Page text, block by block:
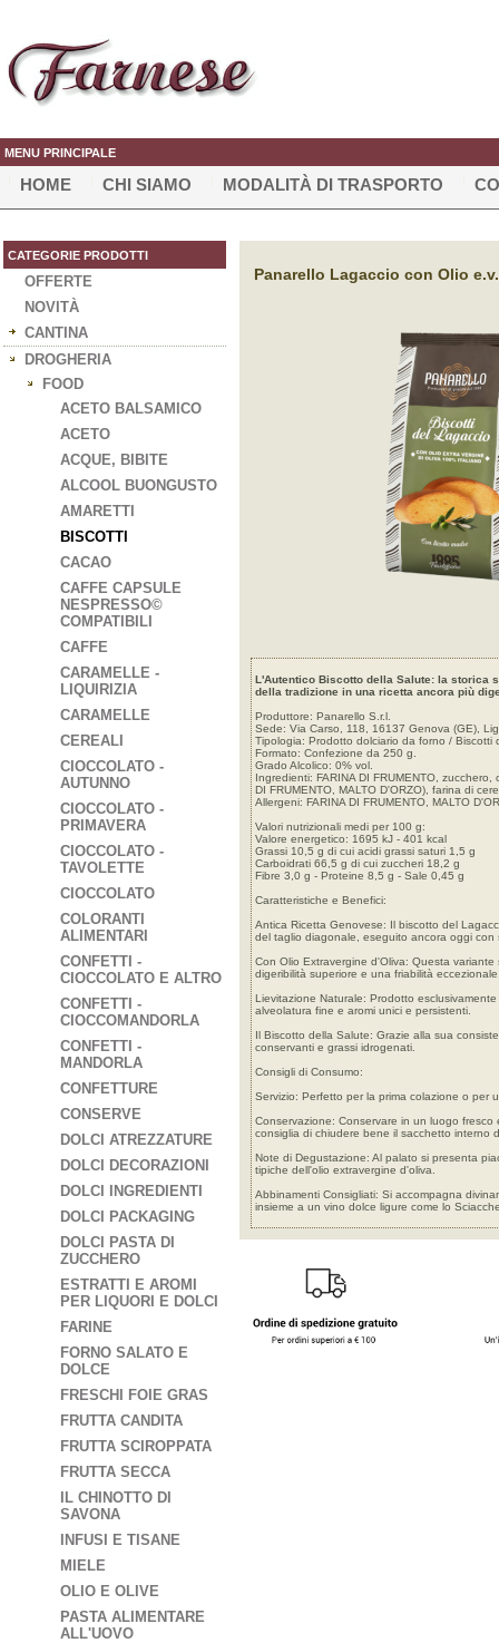
MENU PRINCIPALE
HOME CHI SIAMO MODALITÀ DI TRASPORTO
CATEGORIE PRODOTTI
OFFERTE
NOVITÀ
CANTINA
DROGHERIA
FOOD
ACETO BALSAMICO
ACETO
ACQUE, BIBITE
ALCOOL BUONGUSTO
AMARETTI
BISCOTTI
CACAO
CAFFE CAPSULE
NESPRESSO©
COMPATIBILI
CAFFE
CARAMELLE -
LIQUIRIZIA
CARAMELLE
CEREALI
CIOCCOLATO -
AUTUNNO
CIOCCOLATO -
PRIMAVERA
CIOCCOLATO -
TAVOLETTE
CIOCCOLATO
COLORANTI
ALIMENTARI
CONFETTI -
CIOCCOLATO E ALTRO
CONFETTI -
CIOCCOMANDORLA
CONFETTI -
MANDORLA
CONFETTURE
CONSERVE
DOLCI ATREZZATURE
DOLCI DECORAZIONI
DOLCI INGREDIENTI
DOLCI PACKAGING
DOLCI PASTA DI
ZUCCHERO
ESTRATTI E AROMI
PER LIQUORI E DOLCI
FARINE
FORNO SALATO E
DOLCE
FRESCHI FOIE GRAS
FRUTTA CANDITA
FRUTTA SCIROPPATA
FRUTTA SECCA
IL CHINOTTO DI
SAVONA
INFUSI E TISANE
MIELE
OLIO E OLIVE
PASTA ALIMENTARE
ALL'UOVO
Panarello Lagaccio con Olio
L'Autentico Biscotto della Salute: la storica
della tradizione in una ricetta ancora più
Produttore: Panarello S.r.l.
Sede: Via Carso, 118, 16137 Genova (GE),
Tipologia: Prodotto dolciario da forno / Biscotti
Formato: Confezione da 250 g.
Grado Alcolico: 0% vol.
Ingredienti: FARINA DI FRUMENTO,
DI FRUMENTO, MALTO D'ORZO), farina di
Allergeni: FARINA DI FRUMENTO, MALTO
Valori nutrizionali medi per 100 g:
Valore energetico: 1695 kJ - 401 kcal
Grassi 10,5 g di cui acidi grassi saturi 1,5 g
Carboidrati 66,5 g di cui zuccheri 18,2 g
Fibre 3,0 g - Proteine 8,5 g - Sale 0,45 g
Caratteristiche e Benefici:
Antica Ricetta Genovese: Il biscotto del
del taglio diagonale, eseguito ancora oggi con
Con Olio Extravergine d'Oliva: Questa
digeribilità superiore e una friabilità
Lievitazione Naturale: Prodotto
alveolatura fine e aromi unici e persistenti.
Il Biscotto della Salute: Grazie alla sua
conservanti e grassi idrogenati.
Consigli di Consumo:
Servizio: Perfetto per la prima colazione o per
Conservazione: Conservare in un luogo
consiglia di chiudere bene il sacchetto interno
Note di Degustazione: Al palato si presenta
tipiche dell'olio extravergine d'oliva.
Abbinamenti Consigliati: Si accompagna
insieme a un vino dolce ligure come lo